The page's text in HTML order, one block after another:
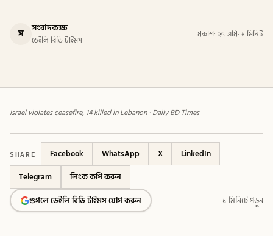
স সংবাদকক্ষ
ডেইলি বিডি টাইমস
প্রকাশ: ২৭ এপ্রি· ১ মিনিট
Israel violates ceasefire, 14 killed in Lebanon · Daily BD Times
SHARE Facebook WhatsApp X
LinkedIn
Telegram
লিংক কপি করুন
গুগলে ডেইলি বিডি টাইমস যোগ করুন
১ মিনিটে পড়ুন